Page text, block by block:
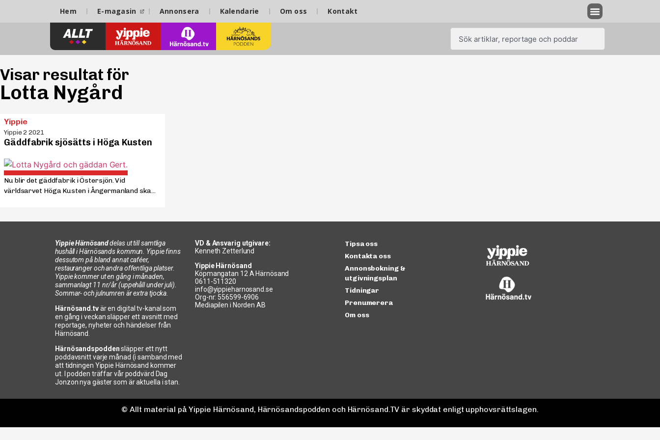
Hem E-magasin Annonsera Kalendarie Om oss Kontakt
Visar resultat för
Lotta Nygård
Yippie
Yippie 2 2021
Gäddfabrik sjösätts i Höga Kusten
Nu blir det gäddfabrik i Östersjön. Vid
världsarvet Höga Kusten i Ångermanland ska...
Yippie Härnösanddelas ut till samtliga
hushåll i Härnösands kommun. Yippie finns
dessutom på bland annat caféer,
restauranger och andra offentliga platser.
Yippie kommer ut en gång i månaden,
sammanlagt 11 nr/år (uppehåll under juli).
Sommar- och julnumren är extra tjocka.
Härnösand.tvär en digital tv-kanal som
en gång i veckan släpper ett avsnitt med
reportage, nyheter och händelser från
Härnösand.
Härnösandspoddensläpper ett nytt
poddavsnitt varje månad (i samband med
att tidningen Yippie Härnösand kommer
ut. I podden träffar vår poddvärd Dag
Jonzon nya gäster som är aktuella i stan.
VD & Ansvarig utgivare:
Kenneth Zetterlund
Yippie Härnösand
Köpmangatan 12 A Härnösand
0611-511320
info@yippieharnosand.se
Org-nr: 556599-6906
Mediapilen i Norden AB
Tipsa oss
Kontakta oss
Annonsbokning &
utgivningsplan
Tidningar
Prenumerera
Om oss
© Allt material på Yippie Härnösand, Härnösandspodden och Härnösand.TV är skyddat enligt upphovsrättslagen.